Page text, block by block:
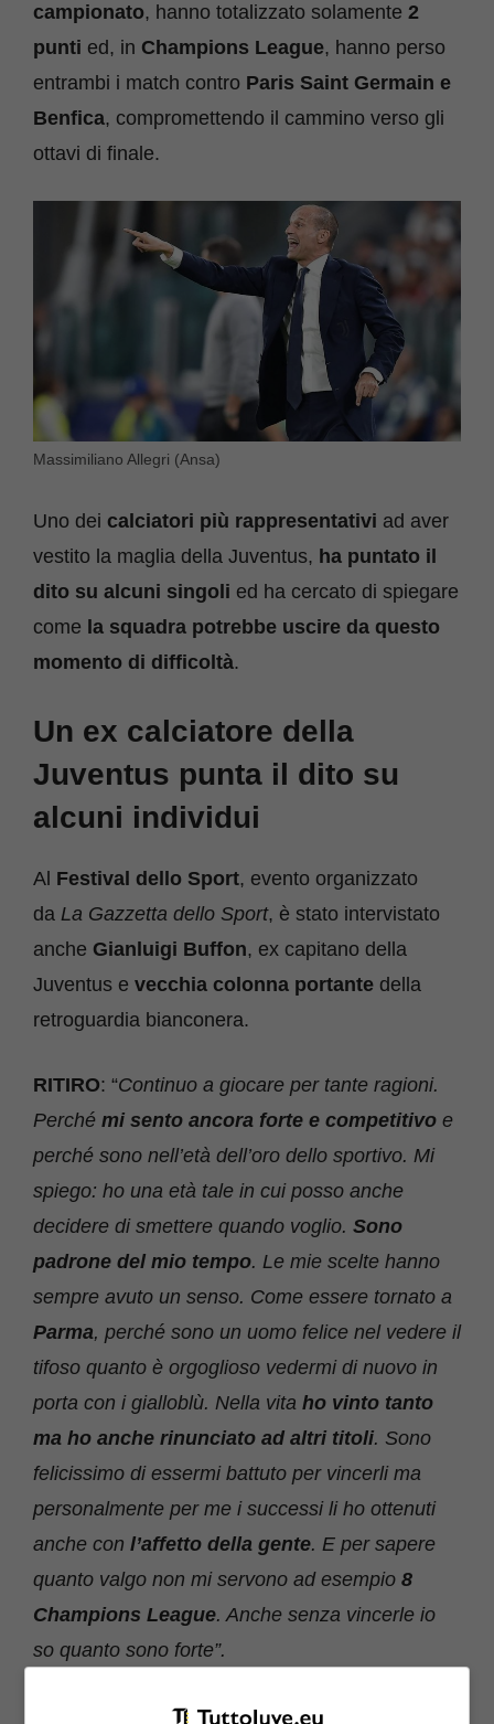
campionato, hanno totalizzato solamente 2
punti ed, in Champions League, hanno perso
entrambi i match contro Paris Saint Germain e
Benfica, compromettendo il cammino verso gli
ottavi di finale.
Massimiliano Allegri (Ansa)
Uno dei calciatori più rappresentativi ad aver
vestito la maglia della Juventus, ha puntato il
dito su alcuni singoli ed ha cercato di spiegare
come la squadra potrebbe uscire da questo
momento di difficoltà.
Un ex calciatore della
Juventus punta il dito su
alcuni individui
Al Festival dello Sport, evento organizzato
da La Gazzetta dello Sport, è stato intervistato
anche Gianluigi Buffon, ex capitano della
Juventus e vecchia colonna portante della
retroguardia bianconera.
RITIRO: “Continuo a giocare per tante ragioni.
Perché mi sento ancora forte e competitivo e
perché sono nell’età dell’oro dello sportivo. Mi
spiego: ho una età tale in cui posso anche
decidere di smettere quando voglio. Sono
padrone del mio tempo. Le mie scelte hanno
sempre avuto un senso. Come essere tornato a
Parma, perché sono un uomo felice nel vedere il
tifoso quanto è orgoglioso vedermi di nuovo in
porta con i gialloblù. Nella vita ho vinto tanto
ma ho anche rinunciato ad altri titoli. Sono
felicissimo di essermi battuto per vincerli ma
personalmente per me i successi li ho ottenuti
anche con l’affetto della gente. E per sapere
quanto valgo non mi servono ad esempio 8
Champions League. Anche senza vincerle io
so quanto sono forte”.